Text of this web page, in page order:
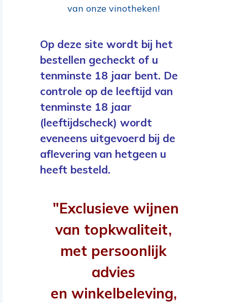
van onze vinotheken!
Op deze site wordt bij het
bestellen gecheckt of u
tenminste 18 jaar bent. De
controle op de leeftijd van
tenminste 18 jaar
(leeftijdscheck) wordt
eveneens uitgevoerd bij de
aflevering van hetgeen u
heeft besteld.
"Exclusieve wijnen
van topkwaliteit,
met persoonlijk
advies
en winkelbeleving,